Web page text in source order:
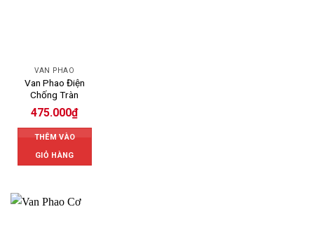
VAN PHAO
Van Phao Điện
Chống Tràn
475.000₫
THÊM VÀO
GIỎ HÀNG